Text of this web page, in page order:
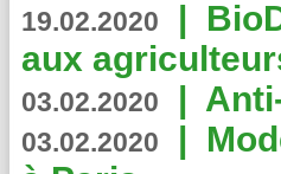
19.02.2020 |
aux
03.02.2020 |
03.02.2020 |